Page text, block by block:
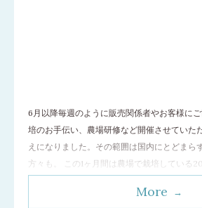
6月以降毎週のように販売関係者やお客様に
培のお手伝い、農場研修など開催させていた
えになりました。その範囲は国内にとどまら
方々も。 この1ヶ月間は農場で栽培している
モンバーム、スパイクラベンダー、ローズゼ
More